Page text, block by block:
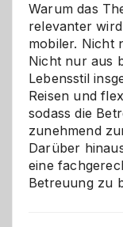
Warum das
relevanter
mobiler. Nicht
Nicht nur aus
Lebensstil
Reisen und
sodass die
zunehmend
Darüber
eine
Betreuung zu